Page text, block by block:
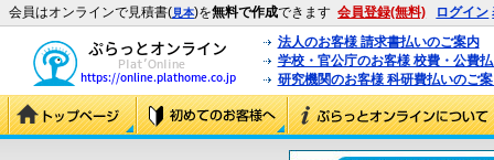
会員はオンラインで見積書(見本)を無料で作成できます 会員登録(無料) ログイン
法人のお客様 請求書払いのご案内
学校・官公庁のお客様 校費・公費
研究機関のお客様 科研費払いのご